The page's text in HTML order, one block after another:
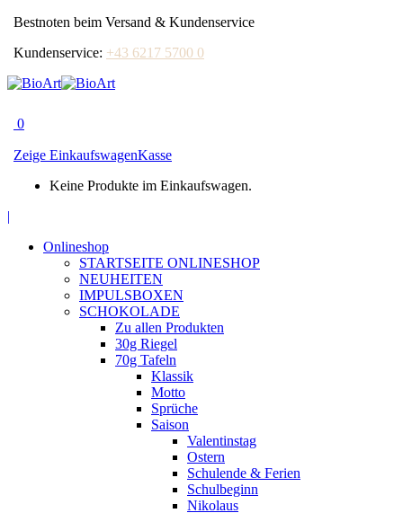
Bestnoten beim Versand & Kundenservice
Kundenservice: +43 6217 5700 0
0
Zeige EinkaufswagenKasse
Keine Produkte im Einkaufswagen.
opens
|
Onlineshop
STARTSEITE ONLINESHOP
NEUHEITEN
IMPULSBOXEN
SCHOKOLADE
Zu allen Produkten
30g Riegel
70g Tafeln
Klassik
Motto
Sprüche
Saison
Valentinstag
Ostern
Schulende & Ferien
Schulbeginn
Nikolaus